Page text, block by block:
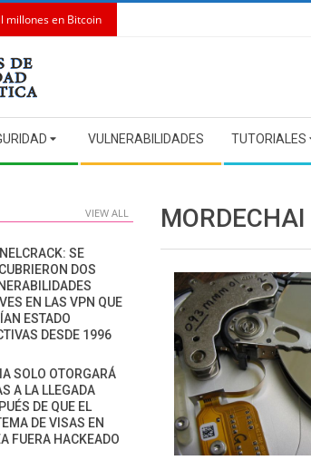
millones en Bitcoin
VULNERABILIDADES TUTORIALES
MORDECHAI
VIEW ALL
SE
DOS
EN LAS VPN QUE
ESTADO
DESDE 1996
SOLO OTORGARÁ
A LA LLEGADA
DE QUE EL
DE VISAS EN
FUERA HACKEADO